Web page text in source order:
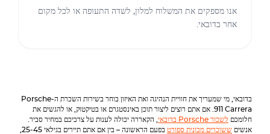
אנו מספקים את המשלוח למלון, לשדה התעופה או לכל מקום
אחר בדובאי.
בדובאי, מי שמעריך את חוויית הנהיגה ואת האיזון בוחר בשירות השכרת ה-Porsche
911 Carrera. אם אתם רוצים ליצור תוכן באינסטגרם או בטיקטוק, או להגשים את
חלומכם לשכור Porsche בדובאי
, הקאררה יכולה לענות על צרכיכם במחיר סביר.
אנשים ששוכרים מכונית ספורט